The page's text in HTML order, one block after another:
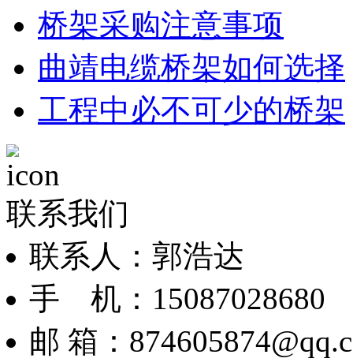
桥架采购注意事项
曲靖电缆桥架如何选择
工程中必不可少的桥架
联系我们
联系人：郭浩达
手 机：15087028680
邮 箱：